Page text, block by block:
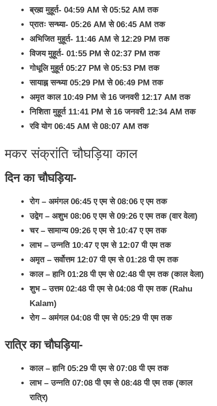
ब्रह्म मुहूर्त- 04:59 AM से 05:52 AM तक
प्रातः सन्ध्या- 05:26 AM से 06:45 AM तक
अभिजित मुहूर्त- 11:46 AM से 12:29 PM तक
विजय मुहूर्त- 01:55 PM से 02:37 PM तक
गोधूलि मुहूर्त 05:27 PM से 05:53 PM तक
सायाह्न सन्ध्या 05:29 PM से 06:49 PM तक
अमृत काल 10:49 PM से 16 जनवरी 12:17 AM तक
निशिता मुहूर्त 11:41 PM से 16 जनवरी 12:34 AM तक
रवि योग 06:45 AM से 08:07 AM तक
मकर संक्रांति चौघड़िया काल
दिन का चौघड़िया-
रोग – अमंगल 06:45 ए एम से 08:06 ए एम तक
उद्वेग – अशुभ 08:06 ए एम से 09:26 ए एम तक (वार वेला)
चर – सामान्य 09:26 ए एम से 10:47 ए एम तक
लाभ – उन्नति 10:47 ए एम से 12:07 पी एम तक
अमृत – सर्वोत्तम 12:07 पी एम से 01:28 पी एम तक
काल – हानि 01:28 पी एम से 02:48 पी एम तक (काल वेला)
शुभ – उत्तम 02:48 पी एम से 04:08 पी एम तक (Rahu
Kalam)
रोग – अमंगल 04:08 पी एम से 05:29 पी एम तक
रात्रि का चौघड़िया-
काल – हानि 05:29 पी एम से 07:08 पी एम तक
लाभ – उन्नति 07:08 पी एम से 08:48 पी एम तक (काल
रात्रि)